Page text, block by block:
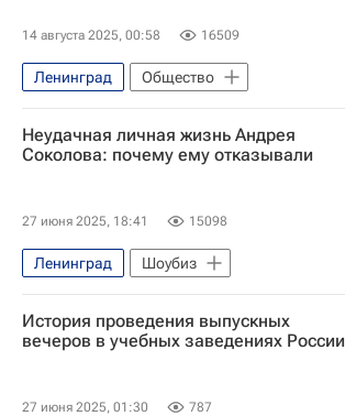
14 августа 2025, 00:58 16509
Ленинград
Общество
Санкт-Петербург
Маргарита Павлова (политик)
Неудачная личная жизнь Андрея
Соколова: почему ему отказывали
27 июня 2025, 18:41 15098
Ленинград
Шоубиз
Андрей Соколов
Санкт-Петербург
СССР
История проведения выпускных
вечеров в учебных заведениях России
27 июня 2025, 01:30 787